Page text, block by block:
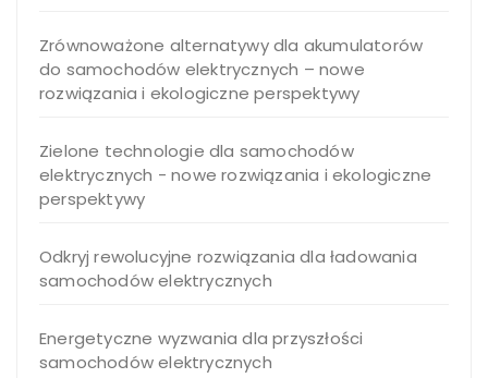
Zrównoważone alternatywy dla akumulatorów
do samochodów elektrycznych – nowe
rozwiązania i ekologiczne perspektywy
Zielone technologie dla samochodów
elektrycznych - nowe rozwiązania i ekologiczne
perspektywy
Odkryj rewolucyjne rozwiązania dla ładowania
samochodów elektrycznych
Energetyczne wyzwania dla przyszłości
samochodów elektrycznych